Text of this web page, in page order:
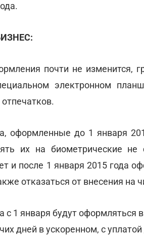
почти не изменится,
электронном
оформленные до 1 января
их на биометрические
и после 1 января 2015 года
отказаться от внесения на
с 1 января будут
дней в ускоренном, с